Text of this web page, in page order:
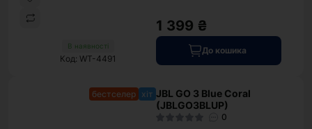
В наявності
Код: WT-4491
1 399 ₴
До кошика
бестселер хіт JBL GO 3 Blue Coral
(JBLGO3BLUP)
0